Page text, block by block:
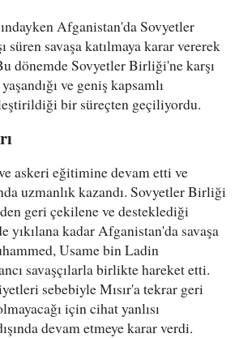
Afganistan'da Sovyetler
savaşa katılmaya karar vererek
dönemde Sovyetler Birliği'ne karşı
ve geniş kapsamlı
bir süreçten geçiliyordu.
askeri eğitimine devam etti ve
uzmanlık kazandı. Sovyetler Birliği
geri çekilene ve desteklediği
yıkılana kadar Afganistan'da savaşa
Usame bin Ladin
savaşçılarla birlikte hareket etti.
sebebiyle Mısır'a tekrar geri
için cihat yanlısı
devam etmeye karar verdi.